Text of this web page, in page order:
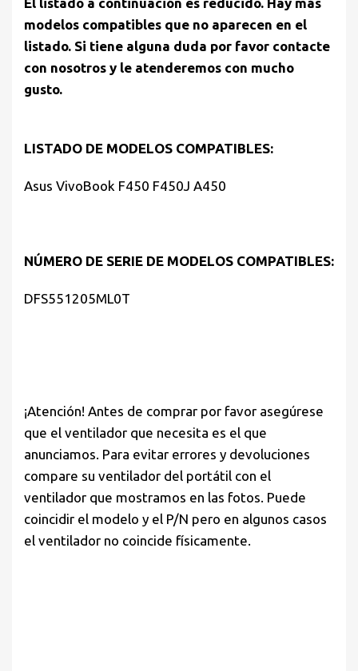
modelos compatibles que no aparecen en el
listado. Si tiene alguna duda por favor contacte
con nosotros y le atenderemos con mucho
gusto.
LISTADO DE MODELOS COMPATIBLES:
Asus VivoBook F450 F450J A450
NÚMERO DE SERIE DE MODELOS COMPATIBLES:
DFS551205ML0T
¡Atención! Antes de comprar por favor asegúrese
que el ventilador que necesita es el que
anunciamos. Para evitar errores y devoluciones
compare su ventilador del portátil con el
ventilador que mostramos en las fotos. Puede
coincidir el modelo y el P/N pero en algunos casos
el ventilador no coincide físicamente.